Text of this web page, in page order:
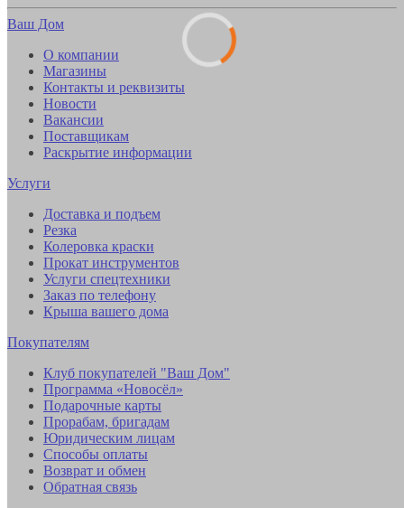
Ваш Дом
О компании
Магазины
Контакты и реквизиты
Новости
Вакансии
Поставщикам
Раскрытие информации
Услуги
Доставка и подъем
Резка
Колеровка краски
Прокат инструментов
Услуги спецтехники
Заказ по телефону
Крыша вашего дома
Покупателям
Клуб покупателей "Ваш Дом"
Программа «Новосёл»
Подарочные карты
Прорабам, бригадам
Юридическим лицам
Способы оплаты
Возврат и обмен
Обратная связь